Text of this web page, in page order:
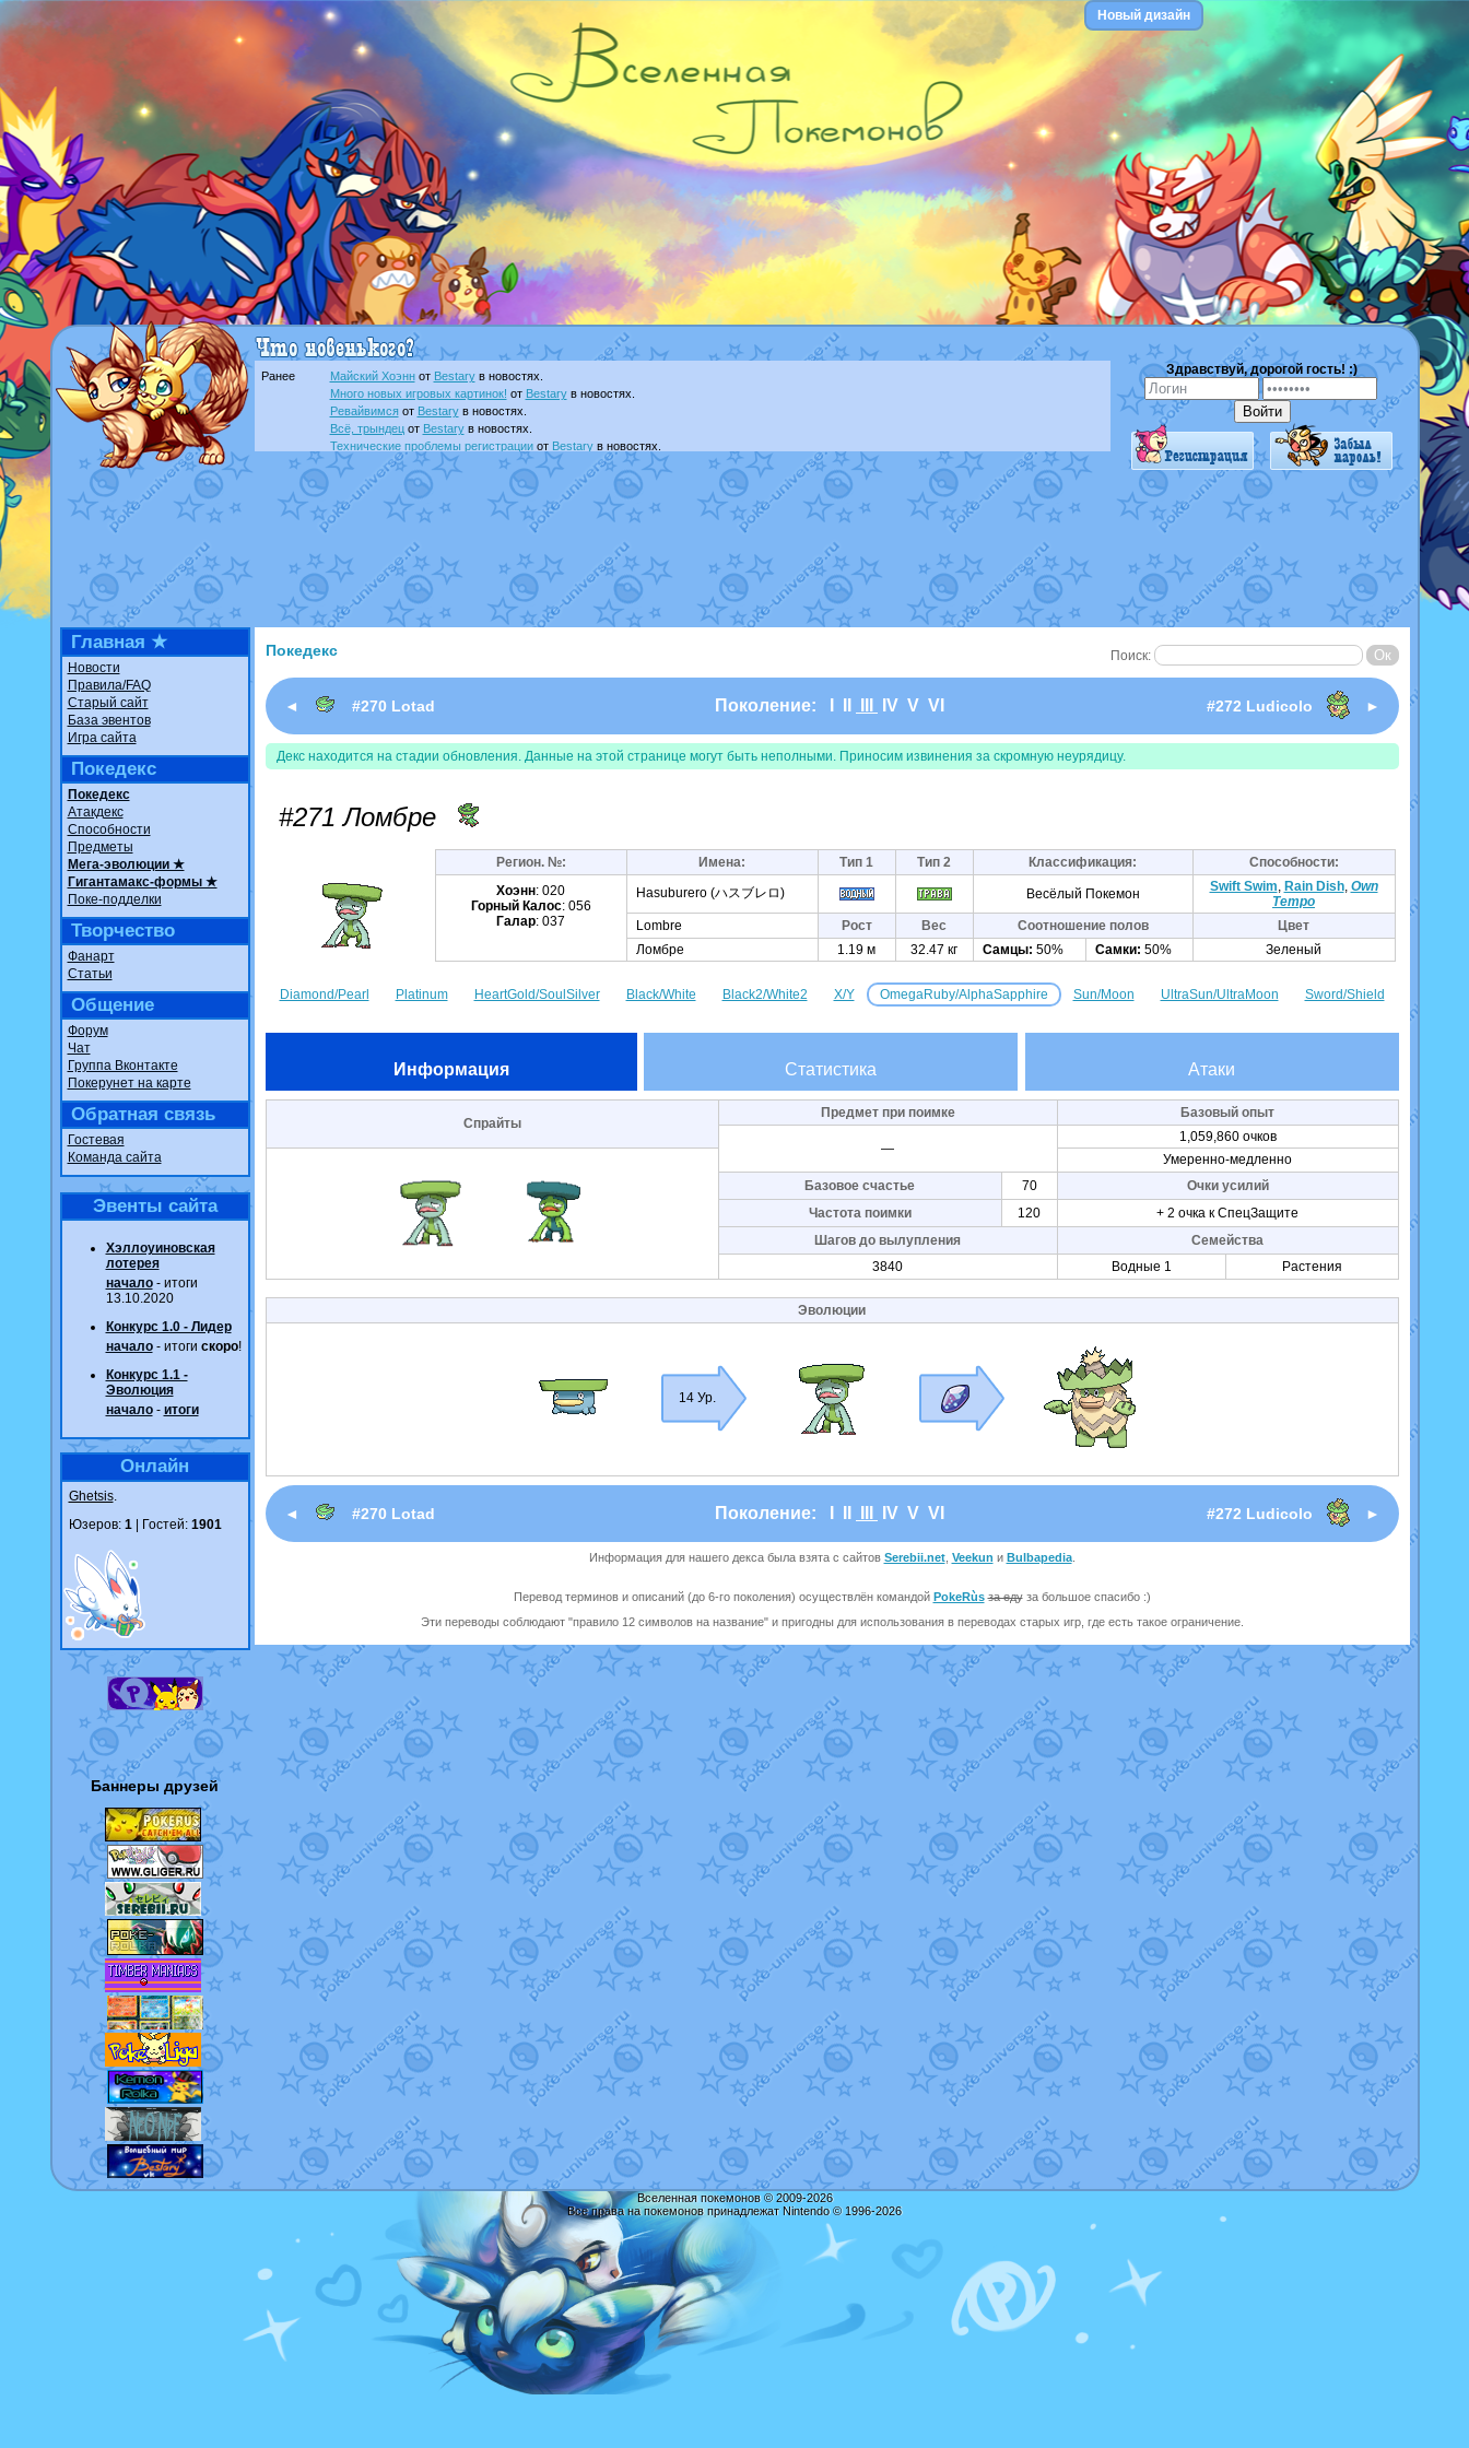
Новый дизайн
Ранее Майский Хоэннот Bestaryв новостях.
Много новых игровых картинок! от Bestaryв новостях.
Ревайвимсяот Bestaryв новостях.
Всё, трындецот Bestaryв новостях.
Технические проблемы регистрацииот Bestaryв новостях.
доброе утро славянеот Dakkuв фанарте.
Йолда и МимикьюотMavisNyanCat
в фанарте.
Недовольный котомангуст
отRandomon
в фанарте.
The Dark Wishmakerот Randomon
в фанарте.
в фанарте.
ilovearceus
Raging Boltот GraceDaFox
в фанарте.
Shadow mismagiusот
в фанарте.
художник
отvicavica в фанарте.
Здравствуй, дорогой гость! :)
Главная ★
Новости
Правила/FAQ
Старый сайт
База эвентов
Игра сайта
Покедекс
Покедекс
Атакдекс
Способности
Предметы
Мега-эволюции ★
Гигантамакс-формы ★
Поке-подделки
Творчество
Фанарт
Статьи
Общение
Форум
Чат
Группа Вконтакте
Покерунет на карте
Обратная связь
Гостевая
Команда сайта
Эвенты сайта
Хэллоуиновская
лотерея
начало- итоги
13.10.2020
Конкурс 1.0 - Лидер
начало- итоги скоро!
Конкурс 1.1 -
Эволюция
начало- итоги
Онлайн
Ghetsis.
Юзеров: 1| Гостей: 1901
Баннеры друзей
Поиск:
Покедекс
◄ #270 Lotad Поколение: IV V VI #272 Ludicolo ►
Декс находится на стадии обновления. Данные на этой странице могут быть неполными. Приносим извинения за скромную неурядицу.
#271 Ломбре
Регион. №: Имена: Тип 1 Тип 2 Классификация:
Способности:
Хоэнн: 020
Горный Калос: 056
Галар: 037
Hasuburero (ハスブレロ) Весёлый Покемон Swift Swim, Rain Dish, Own
Tempo
Lombre
Рост Вес Соотношение полов
Цвет
Ломбре
1.19 м 32.47 кг Самцы: 50% Самки: 50% Зеленый
Diamond/Pearl Platinum HeartGold/SoulSilver Black/White Black2/White2 X/Y OmegaRuby/AlphaSapphire Sun/Moon UltraSun/UltraMoon Sword/Shield
Информация Статистика Атаки
Спрайты
Предмет при поимке Базовый опыт
—
1,059,860 очков
Умеренно-медленно
Базовое счастье
70
Очки усилий
Частота поимки
120
+ 2 очка к СпецЗащите
Шагов до вылупления
Семейства
3840
Водные 1 Растения
Эволюции
14 Ур.
◄ #270 Lotad Поколение: IV V VI #272 Ludicolo ►
Информация для нашего декса была взята с сайтов Serebii.net, Veekun и Bulbapedia.
Перевод терминов и описаний (до 6-го поколения) осуществлён командой PokeRùs за едуза большое спасибо :)
Эти переводы соблюдают "правило 12 символов на название" и пригодны для использования в переводах старых игр, где есть такое ограничение.
Вселенная покемонов © 2009-2026
Все права на покемонов принадлежат Nintendo © 1996-2026